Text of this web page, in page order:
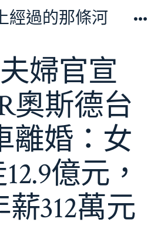
經過的那條河
婦官宣
奧斯德台
離婚：女
億元，
312萬元